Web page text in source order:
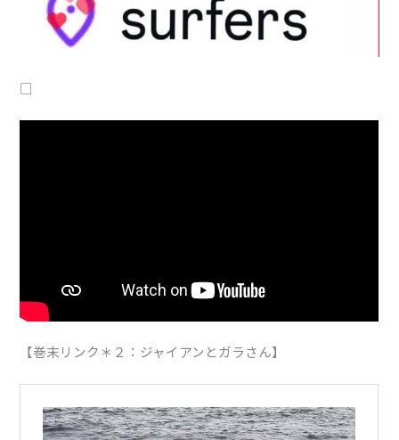
□
【巻末リンク＊２：ジャイアンとガラさん】